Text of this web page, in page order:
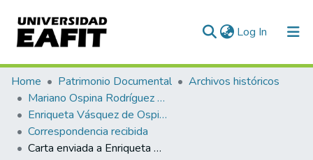
Log In (current)
Communities & Collections
All of DSpace
Statistics
Home Patrimonio Documental
Archivos históricos
Mariano Ospina Rodríguez (1826 -1912)
Enriqueta Vásquez de Ospina
Correspondencia recibida
Carta enviada a Enriqueta Vásquez de Ospina, Bogotá